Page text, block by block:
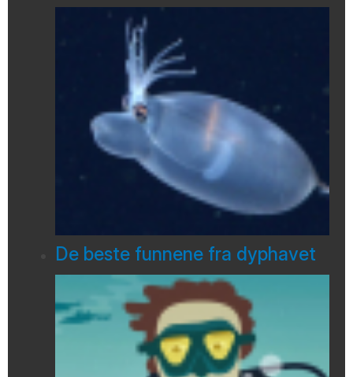
De beste funnene fra dyphavet